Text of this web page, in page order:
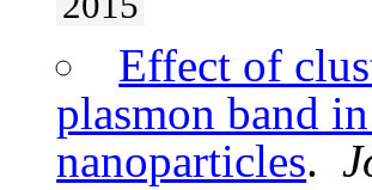
Effect of
plasmon band
nanoparticles.